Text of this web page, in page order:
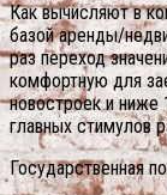
Как вычисляют в
базой аренды/
раз переход
комфортную для
новостроек и ниже
главных стимулов
Государственная